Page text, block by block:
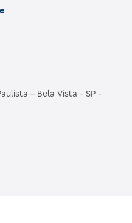
– Bela Vista - SP -